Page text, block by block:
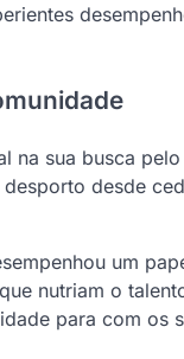
na sua busca
desde
um
nutriam o
para com os